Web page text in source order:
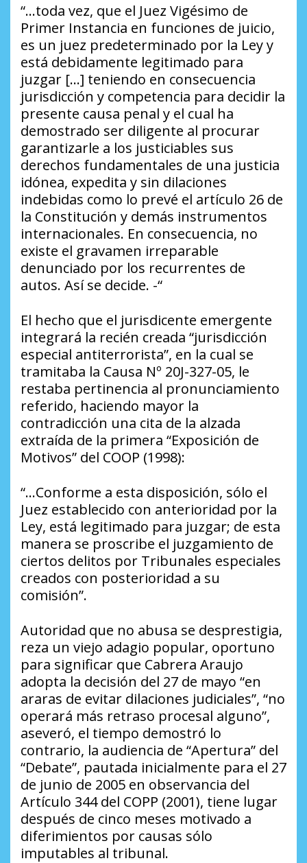
“…toda vez, que el Juez Vigésimo de
Primer Instancia en funciones de juicio,
es un juez predeterminado por la Ley y
está debidamente legitimado para
juzgar […] teniendo en consecuencia
jurisdicción y competencia para decidir la
presente causa penal y el cual ha
demostrado ser diligente al procurar
garantizarle a los justiciables sus
derechos fundamentales de una justicia
idónea, expedita y sin dilaciones
indebidas como lo prevé el artículo 26 de
la Constitución y demás instrumentos
internacionales. En consecuencia, no
existe el gravamen irreparable
denunciado por los recurrentes de
autos. Así se decide. -“
El hecho que el jurisdicente emergente
integrará la recién creada “jurisdicción
especial antiterrorista”, en la cual se
tramitaba la Causa Nº 20J-327-05, le
restaba pertinencia al pronunciamiento
referido, haciendo mayor la
contradicción una cita de la alzada
extraída de la primera “Exposición de
Motivos” del COOP (1998):
“…Conforme a esta disposición, sólo el
Juez establecido con anterioridad por la
Ley, está legitimado para juzgar; de esta
manera se proscribe el juzgamiento de
ciertos delitos por Tribunales especiales
creados con posterioridad a su
comisión”.
Autoridad que no abusa se desprestigia,
reza un viejo adagio popular, oportuno
para significar que Cabrera Araujo
adopta la decisión del 27 de mayo “en
araras de evitar dilaciones judiciales”, “no
operará más retraso procesal alguno”,
aseveró, el tiempo demostró lo
contrario, la audiencia de “Apertura” del
“Debate”, pautada inicialmente para el 27
de junio de 2005 en observancia del
Artículo 344 del COPP (2001), tiene lugar
después de cinco meses motivado a
diferimientos por causas sólo
imputables al tribunal.